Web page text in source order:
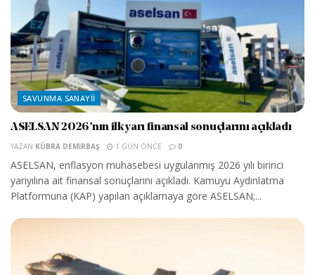
SAVUNMA SANAYII
ASELSAN 2026’nın ilk yarı finansal sonuçlarını açıkladı
YAZAN KÜBRA DEMIRBAŞ 1 GÜN ÖNCE 0
ASELSAN, enflasyon muhasebesi uygulanmış 2026 yılı birinci
yarıyılına ait finansal sonuçlarını açıkladı. Kamuyu Aydınlatma
Platformuna (KAP) yapılan açıklamaya göre ASELSAN;...